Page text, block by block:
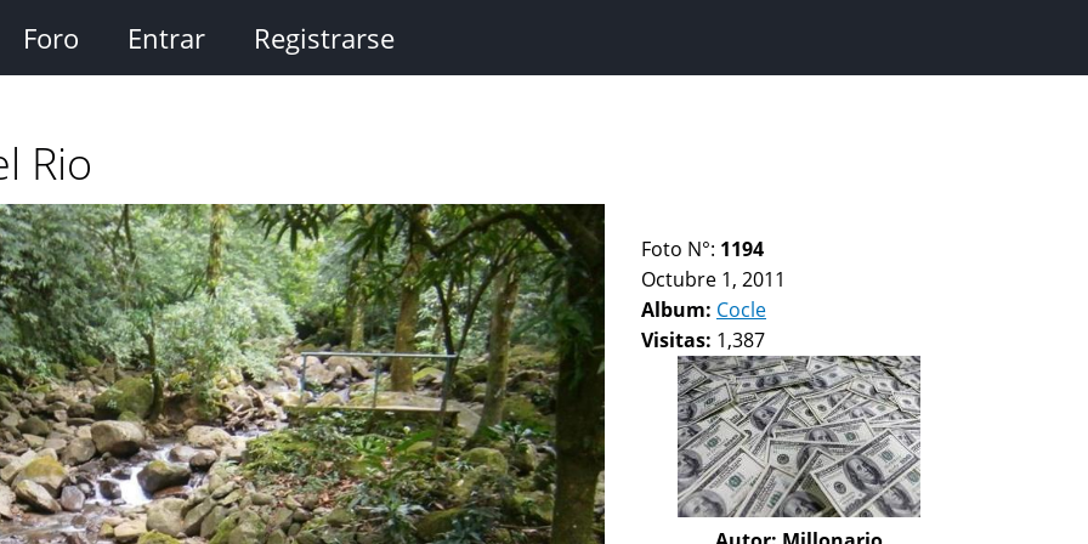
Foro Entrar Registrarse
Rio
Foto N°: 1194
Octubre 1, 2011
Album: Cocle
Visitas: 1,387